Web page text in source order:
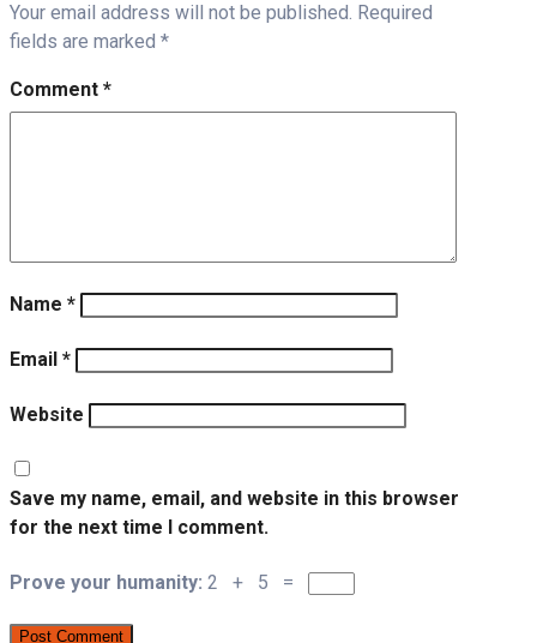
Your email address will not be published. Required
fields are marked *
Comment *
Name *
Email *
Website
Save my name, email, and website in this browser
for the next time I comment.
Prove your humanity: 2 + 5 =